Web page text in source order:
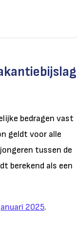
bedragen vast
geldt voor alle
tussen de
berekend als een
2025.